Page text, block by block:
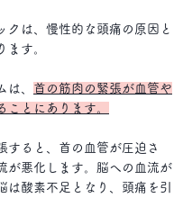
クは、慢性的な頭痛の原因と
ます。
は、 首の筋肉の緊張が血管や
ことにあります。
すると、首の血管が圧迫さ
が悪化します。脳への血流が
は酸素不足となり、頭痛を引